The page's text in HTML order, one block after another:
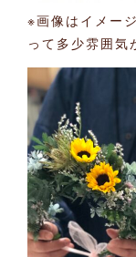
※画像はイメー
って多少雰囲気